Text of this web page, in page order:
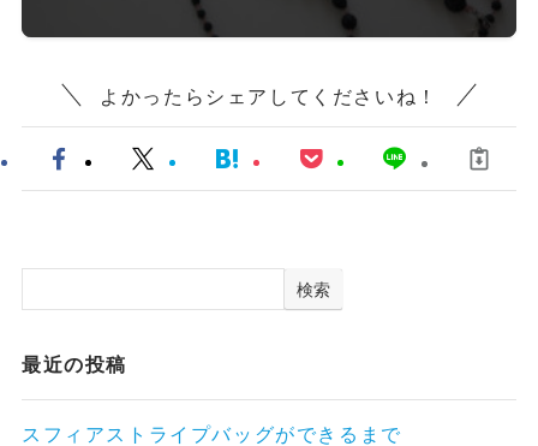
よかったらシェアしてくださいね！
検索
最近の投稿
スフィアストライプバッグができるまで